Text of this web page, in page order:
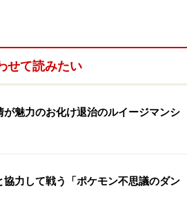
テンドーDS活用術【脳トレ・
テンドーDS活用術【ゲーム
せて読みたい
が魅力のお化け退治のルイージマンシ
協力して戦う「ポケモン不思議のダン